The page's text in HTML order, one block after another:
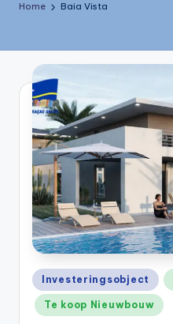
Dushi
Home Baia Vista
Posted
in
Investeringsobject
Te koop Nieuwbouw